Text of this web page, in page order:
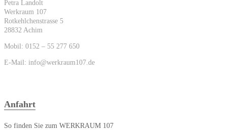
Petra Landolt
Werkraum 107
Rotkehlchenstrasse 5
28832 Achim
Mobil: 0152 – 55 277 650
E-Mail: info@werkraum107.de
Anfahrt
So finden Sie zum WERKRAUM 107